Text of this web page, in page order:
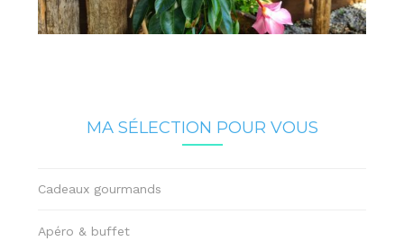
MA SÉLECTION POUR VOUS
Cadeaux gourmands
Apéro & buffet